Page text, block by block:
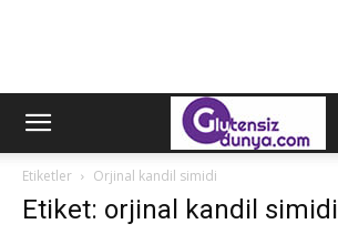
Etiketler Orjinal kandil simidi
Etiket: orjinal kandil simidi